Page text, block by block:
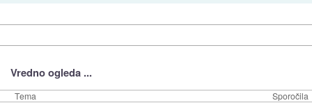
Vredno ogleda ...
Tema Sporočila